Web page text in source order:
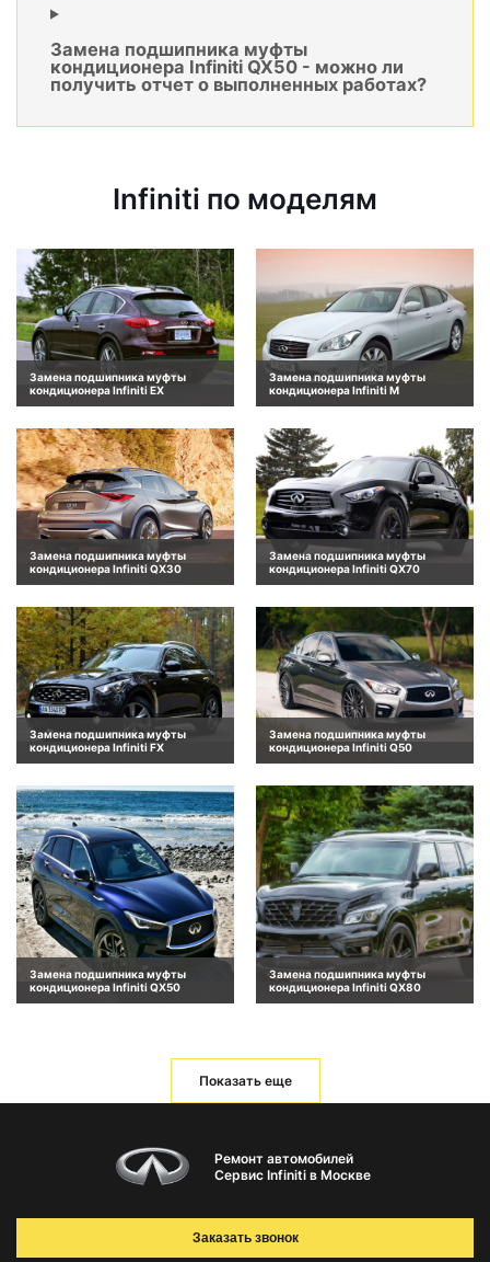
Замена подшипника муфты
кондиционера Infiniti QX50 - можно ли
получить отчет о выполненных работах?
Infiniti по моделям
Замена подшипника муфты
кондиционера Infiniti EX
Замена подшипника муфты
кондиционера Infiniti M
Замена подшипника муфты
кондиционера Infiniti QX30
Замена подшипника муфты
кондиционера Infiniti QX70
Замена подшипника муфты
кондиционера Infiniti FX
Замена подшипника муфты
кондиционера Infiniti Q50
Замена подшипника муфты
кондиционера Infiniti QX50
Замена подшипника муфты
кондиционера Infiniti QX80
Показать еще
Ремонт автомобилей
Сервис Infiniti в Москве
Заказать звонок